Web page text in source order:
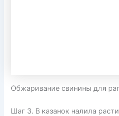
Обжаривание свинины для
Шаг 3. В казанок налила